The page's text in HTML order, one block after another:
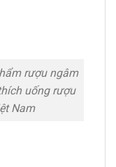
rượu ngâm
uống rượu
Nam